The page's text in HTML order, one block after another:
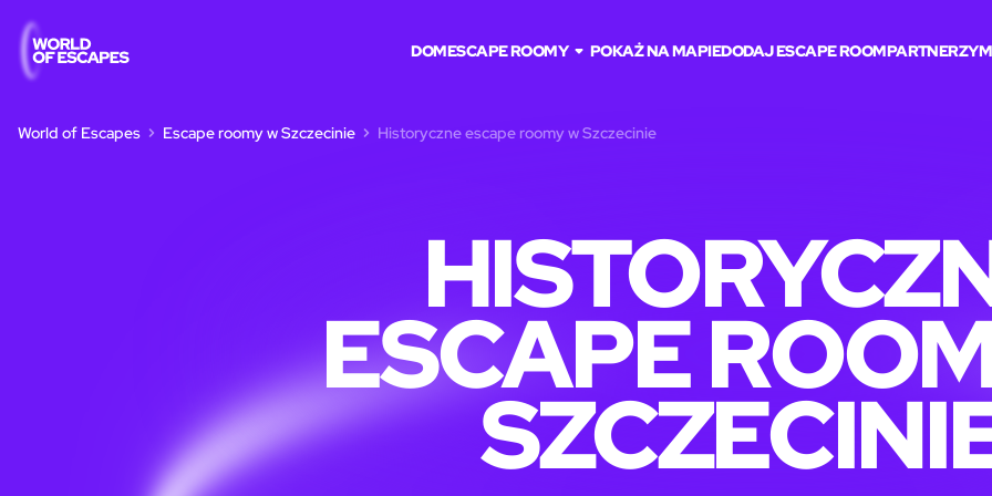
DOMESCAPE ROOMY POKAŻ NA MAPIEDODAJ ESCAPE ROOMPARTNERZY
World of Escapes Escape roomy w Szczecinie Historyczne escape roomy w Szczecinie
ESCAPE